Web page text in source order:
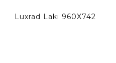
Luxrad Laki 960X742